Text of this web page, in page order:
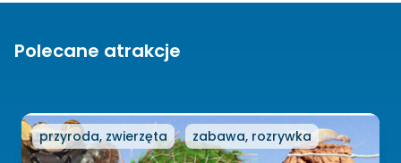
Polecane atrakcje
przyroda, zwierzęta zabawa, rozrywka